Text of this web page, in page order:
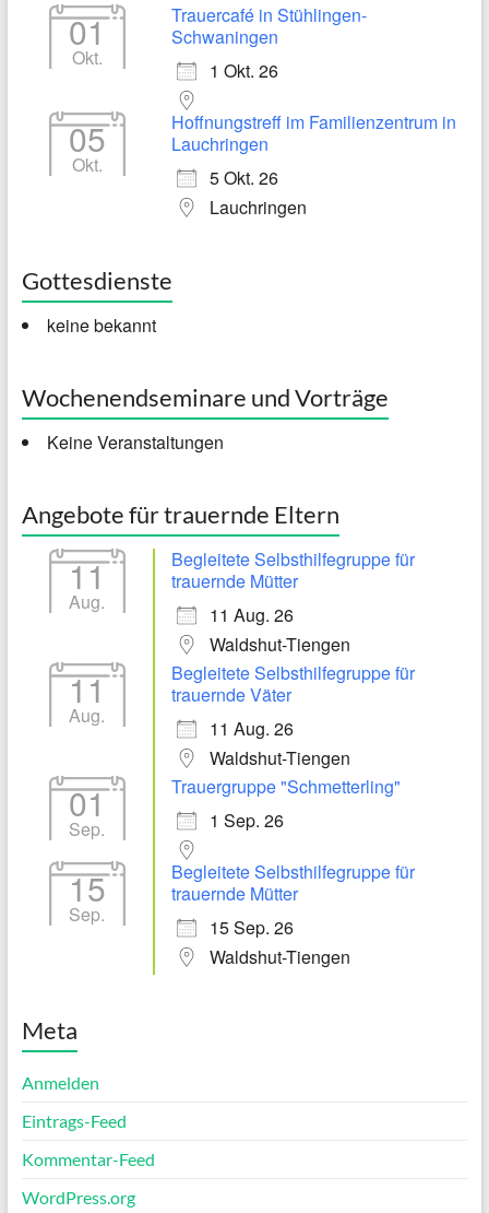
01
Okt.
Trauercafé in Stühlingen-
Schwaningen
1 Okt. 26
05
Okt.
Hoffnungstreff im Familienzentrum in
Lauchringen
5 Okt. 26
Lauchringen
Gottesdienste
keine bekannt
Wochenendseminare und Vorträge
Keine Veranstaltungen
Angebote für trauernde Eltern
11
Aug.
Begleitete Selbsthilfegruppe für
trauernde Mütter
11 Aug. 26
Waldshut-Tiengen
11
Aug.
Begleitete Selbsthilfegruppe für
trauernde Väter
11 Aug. 26
Waldshut-Tiengen
01
Sep.
Trauergruppe "Schmetterling"
1 Sep. 26
15
Sep.
Begleitete Selbsthilfegruppe für
trauernde Mütter
15 Sep. 26
Waldshut-Tiengen
Meta
Anmelden
Eintrags-Feed
Kommentar-Feed
WordPress.org